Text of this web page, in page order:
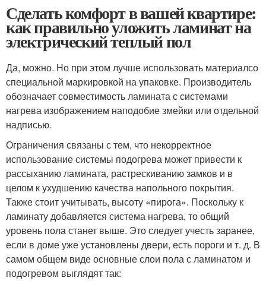
Сделать комфорт в вашей квартире:
как правильно уложить ламинат на
электрический теплый пол
Да, можно. Но при этом лучше использовать материалсо
специальной маркировкой на упаковке. Производитель
обозначает совместимость ламината с системами
нагрева изображением наподобие змейки или отдельной
надписью.
Ограничения связаны с тем, что некорректное
использование системы подогрева может привести к
рассыханию ламината, растрескиванию замков и в
целом к ухудшению качества напольного покрытия.
Также стоит учитывать, высоту «пирога». Поскольку к
ламинату добавляется система нагрева, то общий
уровень пола станет выше. Это следует учесть заранее,
если в доме уже установлены двери, есть пороги и т. д. В
самом общем виде основные слои пола с ламинатом и
подогревом выглядят так: